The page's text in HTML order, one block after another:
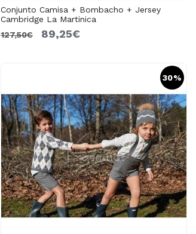
Conjunto Camisa + Bombacho + Jersey
Cambridge La Martinica
127,50€
89,25€
30%